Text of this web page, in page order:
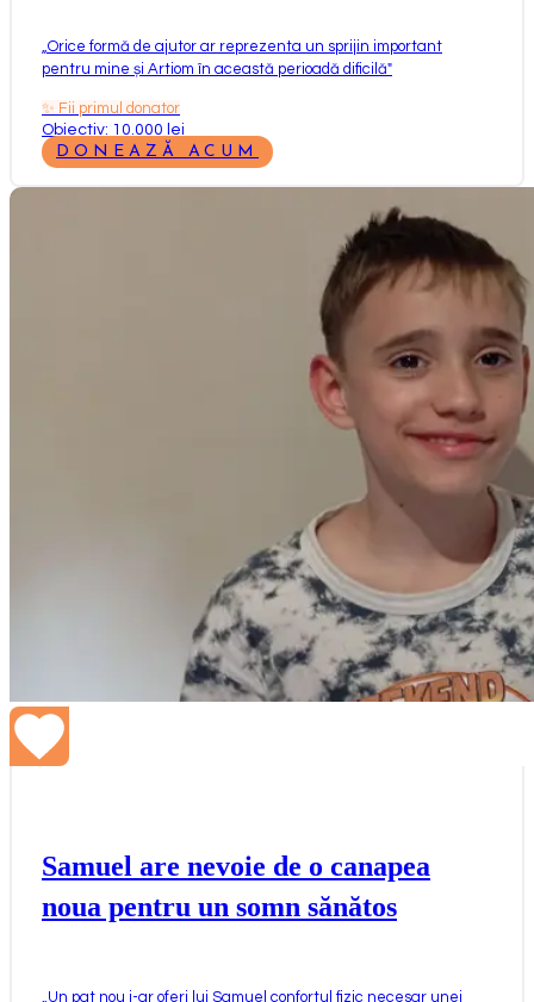
Orice formă de ajutor ar reprezenta un sprijin important
pentru mine și Artiom în această perioadă dificilă"
✨ Fii primul donator
Obiectiv: 10.000 lei
DONEAZĂ ACUM
Samuel are nevoie de o canapea
noua pentru un somn sănătos
Un pat nou i-ar oferi lui Samuel confortul fizic necesar unei